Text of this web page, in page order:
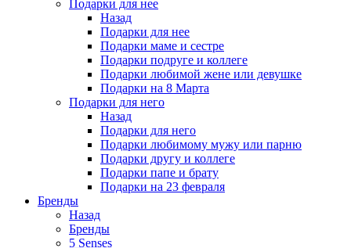
Подарки для нее
Назад
Подарки для нее
Подарки маме и сестре
Подарки подруге и коллеге
Подарки любимой жене или девушке
Подарки на 8 Марта
Подарки для него
Назад
Подарки для него
Подарки любимому мужу или парню
Подарки другу и коллеге
Подарки папе и брату
Подарки на 23 февраля
Бренды
Назад
Бренды
5 Senses